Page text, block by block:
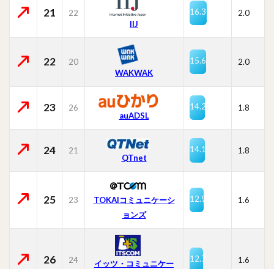
21
22
IIJ
16.3 2.0
22
20
WAKWAK
15.6 2.0
23
26
auADSL
14.2 1.8
24 21
QTnet
14.1 1.8
25 23
TOKAIコミュニケーシ
ョンズ
12.9 1.6
26 24
イッツ・コミュニケー
12.7 1.6